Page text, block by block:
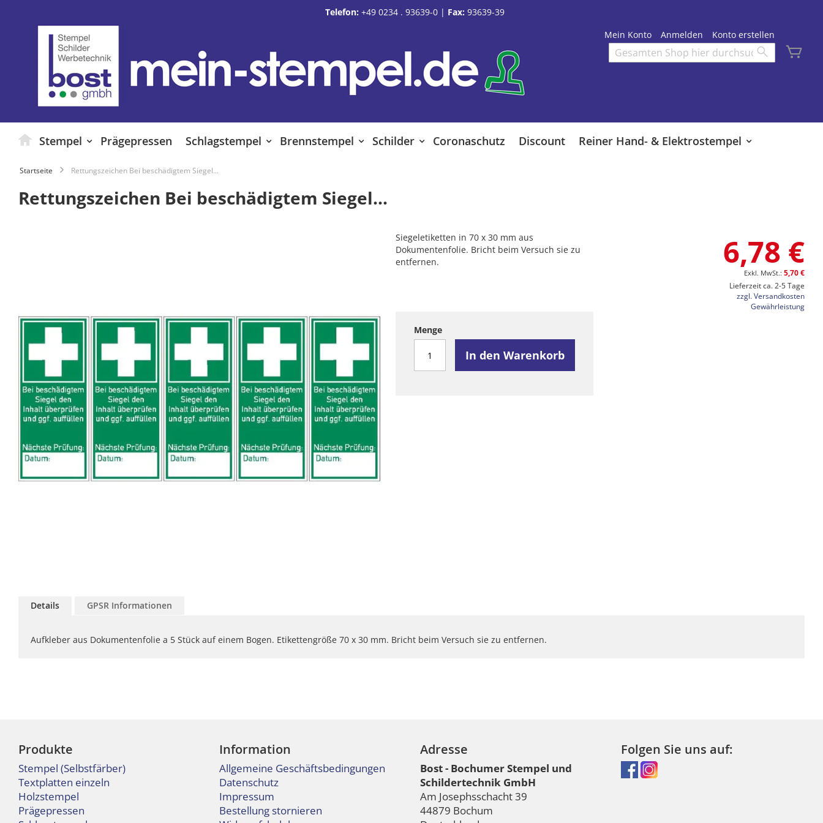
Telefon: +49 0234 . 93639-0| Fax: 93639-39
Mein Konto
Anmelden Konto erstellen
Search
Stempel Prägepressen Schlagstempel Brennstempel Schilder Coronaschutz Discount Reiner Hand- & Elektrostempel
Startseite Rettungszeichen Bei beschädigtem Siegel...
Rettungszeichen Bei beschädigtem Siegel...
der
springen
6,78 €
5,70 €
Lieferzeit ca. 2-5 Tage
zzgl. Versandkosten
Gewährleistung
Siegeletiketten in 70 x 30 mm aus
Dokumentenfolie. Bricht beim Versuch sie zu
entfernen.
Menge
In den Warenkorb
Details
Aufkleber aus Dokumentenfolie a 5 Stück auf einem Bogen. Etikettengröße 70 x 30 mm. Bricht beim Versuch sie zu entfernen.
GPSR Informationen
Produkte
Stempel (Selbstfärber)
Textplatten einzeln
Holzstempel
Prägepressen
Information
Allgemeine Geschäftsbedingungen
Datenschutz
Impressum
Bestellung stornieren
Adresse
Bost - Bochumer Stempel und
Schildertechnik GmbH
Am Josephsschacht 39
44879 Bochum
Folgen Sie uns auf: